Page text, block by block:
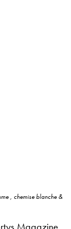
, chemise blanche &